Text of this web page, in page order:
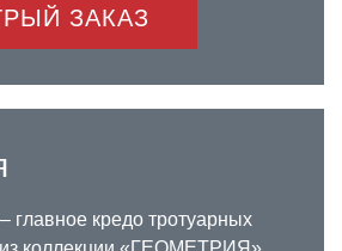
ЗАКАЗ
главное кредо тротуарных